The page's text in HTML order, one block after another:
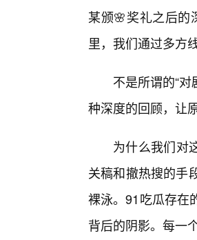
某颁🌸奖礼之后的
里，我们通过多方
不是所谓的“
种深度的回顾，让
为什么我们对
关稿和撤热搜的手
裸泳。91吃瓜存在
背后的阴影。每一